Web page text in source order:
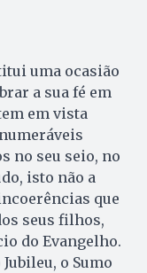
uma ocasião
a sua fé em
em vista
no seu seio, no
isto não a
que
seus filhos,
do Evangelho.
o Sumo